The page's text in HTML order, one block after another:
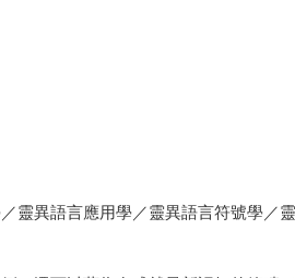
靈異語言應用學／靈異語言符號學